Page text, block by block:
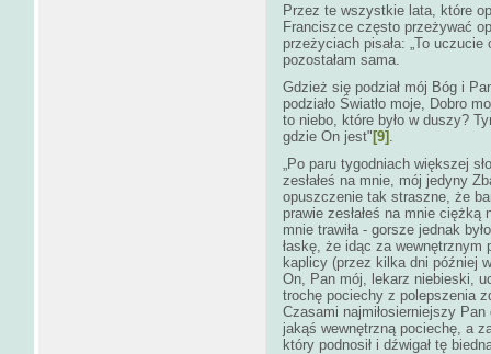
Przez te wszystkie lata, które
Franciszce często przeżywać
przeżyciach pisała: „To
pozostałam sama.
Gdzież się podział mój Bóg i
podziało Światło moje, Dobro
to niebo, które było w duszy?
gdzie On jest"[9]
„Po paru tygodniach większej
zesłałeś na mnie, mój jedyny
opuszczenie tak straszne, że
prawie zesłałeś na mnie
mnie trawiła - gorsze jednak
łaskę, że idąc za
kaplicy (przez kilka dni później
On, Pan mój, lekarz niebieski,
trochę pociechy z polepszenia
Czasami najmiłosierniejszy
jakąś wewnętrzną pociechę, a
który podnosił i dźwigał tę